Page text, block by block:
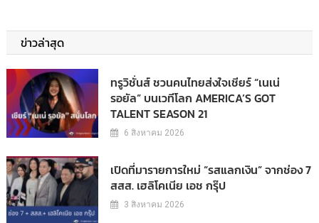
ข่าวล่าสุด
ทรูวิชั่นส์ ชวนคนไทยส่งใจเชียร์ “เนเน่
รอยัล” บนเวทีโลก AMERICA’S GOT
TALENT SEASON 21
6 สิงหาคม 2026
เปิดที่มารายการใหม่ “รสแลกเงิน” จากช่อง 7
สสส. เฮลิโคเนีย เอช กรุ๊ป
3 สิงหาคม 2026